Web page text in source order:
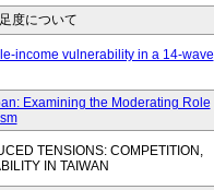
度について
income vulnerability in a 14-wave
Examining the Moderating Role
TENSIONS: COMPETITION,
IN TAIWAN